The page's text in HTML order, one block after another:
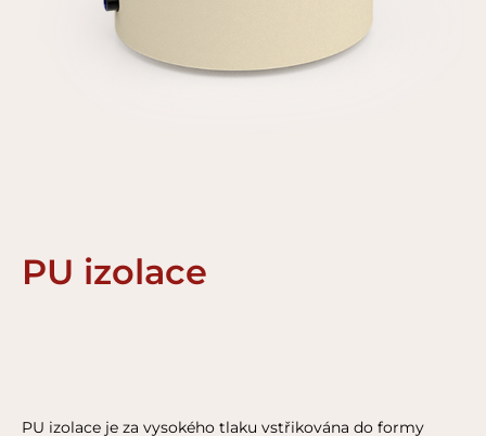
PU izolace
PU izolace je za vysokého tlaku vstřikována do formy